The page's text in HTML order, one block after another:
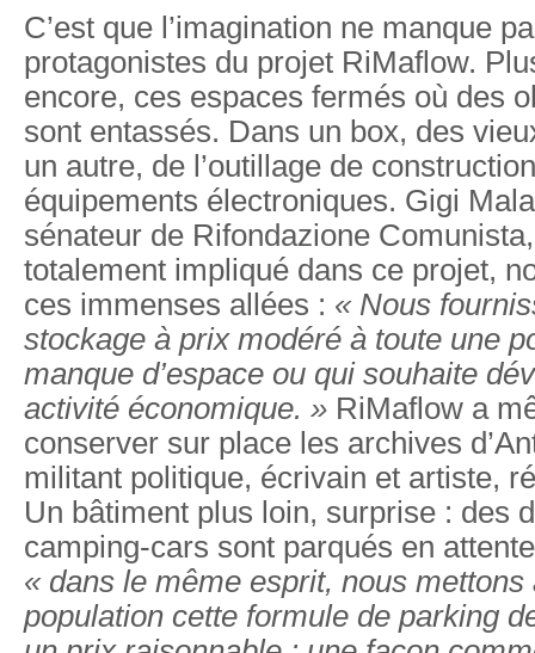
C’est que l’imagination ne manque
protagonistes du projet RiMaflow.
encore, ces espaces fermés où des
sont entassés. Dans un box, des
un autre, de l’outillage de
équipements électroniques. Gigi
sénateur de Rifondazione
totalement impliqué dans ce projet,
ces immenses allées : « Nous
stockage à prix modéré à toute une
manque d’espace ou qui souhaite
activité économique. » RiMaflow a
conserver sur place les archives
militant politique, écrivain et artiste,
Un bâtiment plus loin, surprise : des
camping-cars sont parqués en
« dans le même esprit, nous mettons
population cette formule de parking